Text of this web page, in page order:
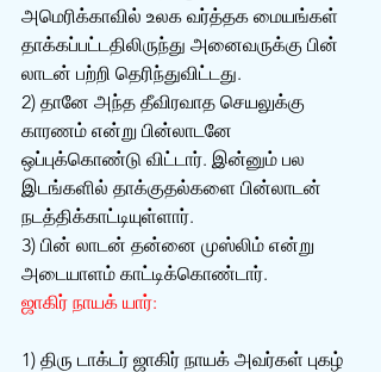
அமெரிக்காவில் உலக வர்த்தக மையங்கள்
தாக்கப்பட்டதிலிருந்து அனைவருக்கு பின்
லாடன் பற்றி தெரிந்துவிட்டது.
2) தானே அந்த தீவிரவாத செயலுக்கு
காரணம் என்று பின்லாடனே
ஒப்புக்கொண்டு விட்டார். இன்னும் பல
இடங்களில் தாக்குதல்களை பின்லாடன்
நடத்திக்காட்டியுள்ளார்.
3) பின் லாடன் தன்னை முஸ்லிம் என்று
அடையாளம் காட்டிக்கொண்டார்.
ஜாகிர் நாயக் யார்:
1) திரு டாக்டர் ஜாகிர் நாயக் அவர்கள் புகழ்